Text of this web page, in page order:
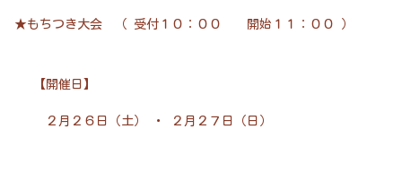
★もちつき大会 （ 受付１０：００ 開始１１：００ ）
【開催日】
２月２６日（土） ・ ２月２７日（日）